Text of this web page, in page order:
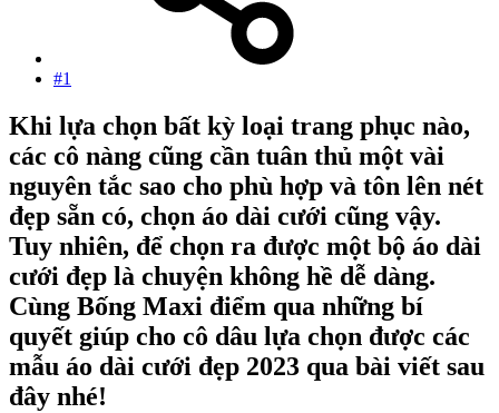
#1
Khi lựa chọn bất kỳ loại trang phục nào,
các cô nàng cũng cần tuân thủ một vài
nguyên tắc sao cho phù hợp và tôn lên nét
đẹp sẵn có, chọn áo dài cưới cũng vậy.
Tuy nhiên, để chọn ra được một bộ áo dài
cưới đẹp là chuyện không hề dễ dàng.
Cùng Bống Maxi điểm qua những bí
quyết giúp cho cô dâu lựa chọn được các
mẫu áo dài cưới đẹp 2023 qua bài viết sau
đây nhé!​